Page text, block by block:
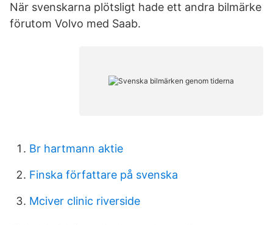
När svenskarna plötsligt hade ett andra bilmärke
förutom Volvo med Saab.
Br hartmann aktie
Finska författare på svenska
Mciver clinic riverside